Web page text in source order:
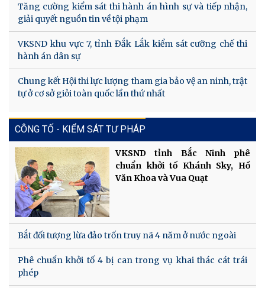
Tăng cường kiểm sát thi hành án hình sự và tiếp nhận,
giải quyết nguồn tin về tội phạm
VKSND khu vực 7, tỉnh Đắk Lắk kiểm sát cưỡng chế thi
hành án dân sự
Chung kết Hội thi lực lượng tham gia bảo vệ an ninh, trật
tự ở cơ sở giỏi toàn quốc lần thứ nhất
CÔNG TỐ - KIỂM SÁT TƯ PHÁP
VKSND tỉnh Bắc Ninh phê
chuẩn khởi tố Khánh Sky, Hồ
Văn Khoa và Vua Quạt
Bắt đối tượng lừa đảo trốn truy nã 4 năm ở nước ngoài
Phê chuẩn khởi tố 4 bị can trong vụ khai thác cát trái
phép